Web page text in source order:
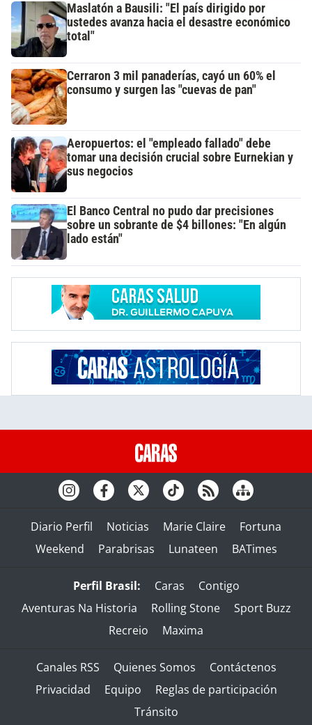
Maslatón a Bausili: "El país dirigido por
ustedes avanza hacia el desastre económico
total"
Cerraron 3 mil panaderías, cayó un 60% el
consumo y surgen las "cuevas de pan"
Aeropuertos: el "empleado fallado" debe
tomar una decisión crucial sobre Eurnekian y
sus negocios
El Banco Central no pudo dar precisiones
sobre un sobrante de $4 billones: "En algún
lado están"
Diario Perfil Noticias Marie Claire
Fortuna
Weekend
Parabrisas Lunateen BATimes
Perfil Brasil: Caras
Contigo
Aventuras Na Historia
Rolling Stone
Sport Buzz
Recreio
Maxima
Canales RSS Quienes Somos
Contáctenos
Privacidad
Equipo
Reglas de participación
Tránsito